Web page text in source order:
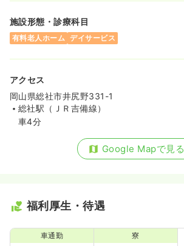
施設形態・診療科目
有料老人ホーム デイサービス
アクセス
岡山県総社市井尻野331-1
総社駅（ＪＲ吉備線）
車4分
Google Mapで見る
福利厚生・待遇
車通勤 寮